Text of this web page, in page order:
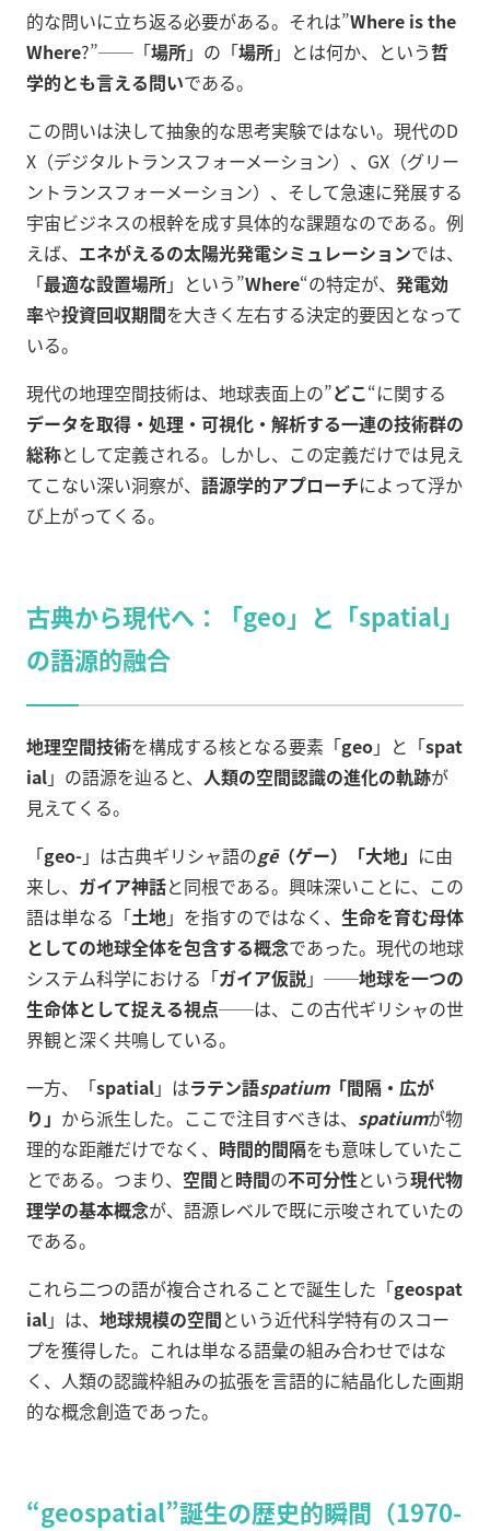
的な問いに立ち返る必要がある。それは”Where is the
Where?”──「場所」の「場所」とは何か、という哲
学的とも言える問いである。
この問いは決して抽象的な思考実験ではない。現代のD
X（デジタルトランスフォーメーション）、GX（グリー
ントランスフォーメーション）、そして急速に発展する
宇宙ビジネスの根幹を成す具体的な課題なのである。例
えば、 エネがえるの太陽光発電シミュレーションでは、
「最適な設置場所」という”Where“の特定が、 発電効
率や投資回収期間を大きく左右する決定的要因となって
いる。
現代の地理空間技術は、地球表面上の”どこ“に関する
データを取得・処理・可視化・解析する一連の技術群の
総称として定義される。しかし、この定義だけでは見え
てこない深い洞察が、 語源学的アプローチによって浮か
び上がってくる。
古典から現代へ：「geo」と「spatial」
の語源的融合
地理空間技術を構成する核となる要素「geo」と「spat
ial」の語源を辿ると、 人類の空間認識の進化の軌跡が
見えてくる。
「geo-」は古典ギリシャ語のgē（ゲー）「大地」 に由
来し、 ガイア神話と同根である。興味深いことに、この
語は単なる「土地」を指すのではなく、 生命を育む母体
としての地球全体を包含する概念であった。現代の地球
システム科学における「ガイア仮説」──地球を一つの
生命体として捉える視点──は、この古代ギリシャの世
界観と深く共鳴している。
一方、「spatial」はラテン語spatium「間隔・広が
り」 から派生した。ここで注目すべきは、 spatiumが物
理的な距離だけでなく、 時間的間隔をも意味していたこ
とである。つまり、 空間と時間の不可分性という現代物
理学の基本概念が、語源レベルで既に示唆されていたの
である。
これら二つの語が複合されることで誕生した「geospat
ial」は、 地球規模の空間という近代科学特有のスコー
プを獲得した。これは単なる語彙の組み合わせではな
く、人類の認識枠組みの拡張を言語的に結晶化した画期
的な概念創造であった。
“geospatial”誕生の歴史的瞬間（1970-